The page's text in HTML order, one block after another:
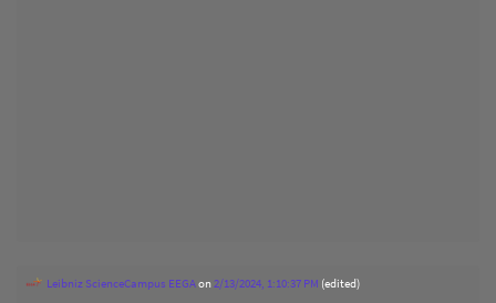
Leibniz ScienceCampus EEGAon2/13/2024, 1:10:37 PM (edited)